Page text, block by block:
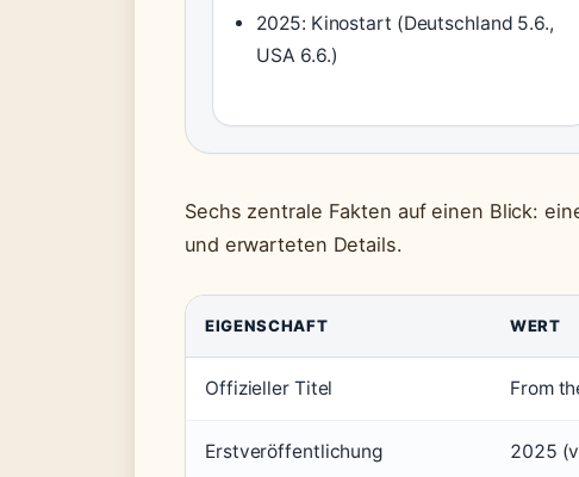
2025: Kinostart (Deutschland 5.6.,
USA 6.6.)
Sechs zentrale Fakten auf einen Blick:
und erwarteten Details.
EIGENSCHAFT WERT
Offizieller Titel From
Erstveröffentlichung 2025